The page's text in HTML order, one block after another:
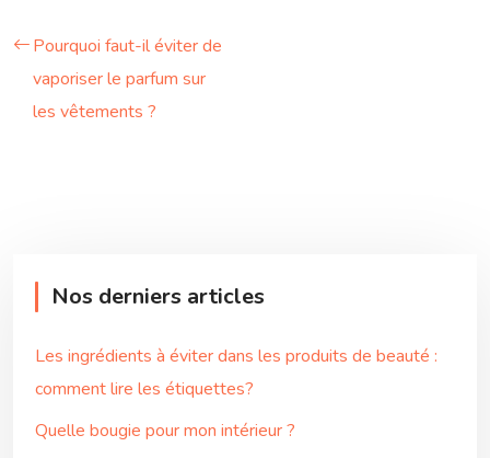
Pourquoi faut-il éviter de
vaporiser le parfum sur
les vêtements ?
Nos derniers articles
Les ingrédients à éviter dans les produits de beauté :
comment lire les étiquettes?
Quelle bougie pour mon intérieur ?